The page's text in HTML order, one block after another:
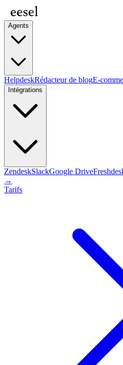
Agents
HelpdeskRédacteur de blogE-
Intégrations
ZendeskSlackGoogle Drive
→
Tarifs